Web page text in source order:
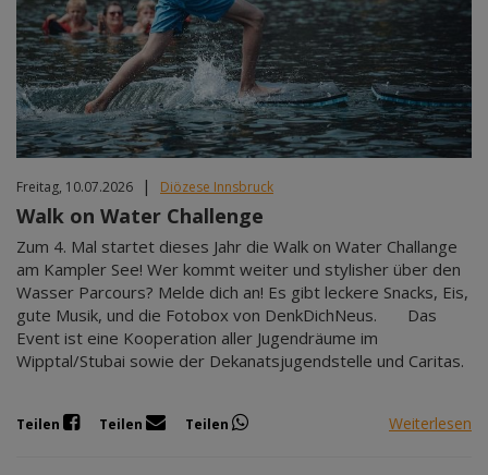
Freitag, 10.07.2026 | Diözese Innsbruck
Walk on Water Challenge
Zum 4. Mal startet dieses Jahr die Walk on Water Challange
am Kampler See! Wer kommt weiter und stylisher über den
Wasser Parcours? Melde dich an! Es gibt leckere Snacks, Eis,
gute Musik, und die Fotobox von DenkDichNeus. Das
Event ist eine Kooperation aller Jugendräume im
Wipptal/Stubai sowie der Dekanatsjugendstelle und Caritas.
Teilen Teilen Teilen Weiterlesen